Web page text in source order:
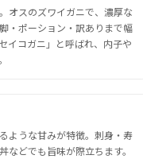
オスのズワイガニで、濃厚な
・ポーション・訳ありまで幅
イコガニ」と呼ばれ、内子や
ような甘みが特徴。刺身・寿
などでも旨味が際立ちます。